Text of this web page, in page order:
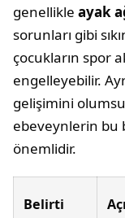
genellikle ayak
sorunları gibi
çocukların spor
engelleyebilir.
gelişimini
ebeveynlerin bu
önemlidir.
Belirti